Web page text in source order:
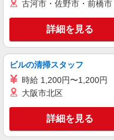
キープ
株式会社kotrio /●FK-H-
介護は人
時給
通費全支
太宰
古河市・佐野市・前橋
詳細を見る
ビルの清掃スタッフ
時給 1,200円〜1,200円
大阪市北区
詳細を見る